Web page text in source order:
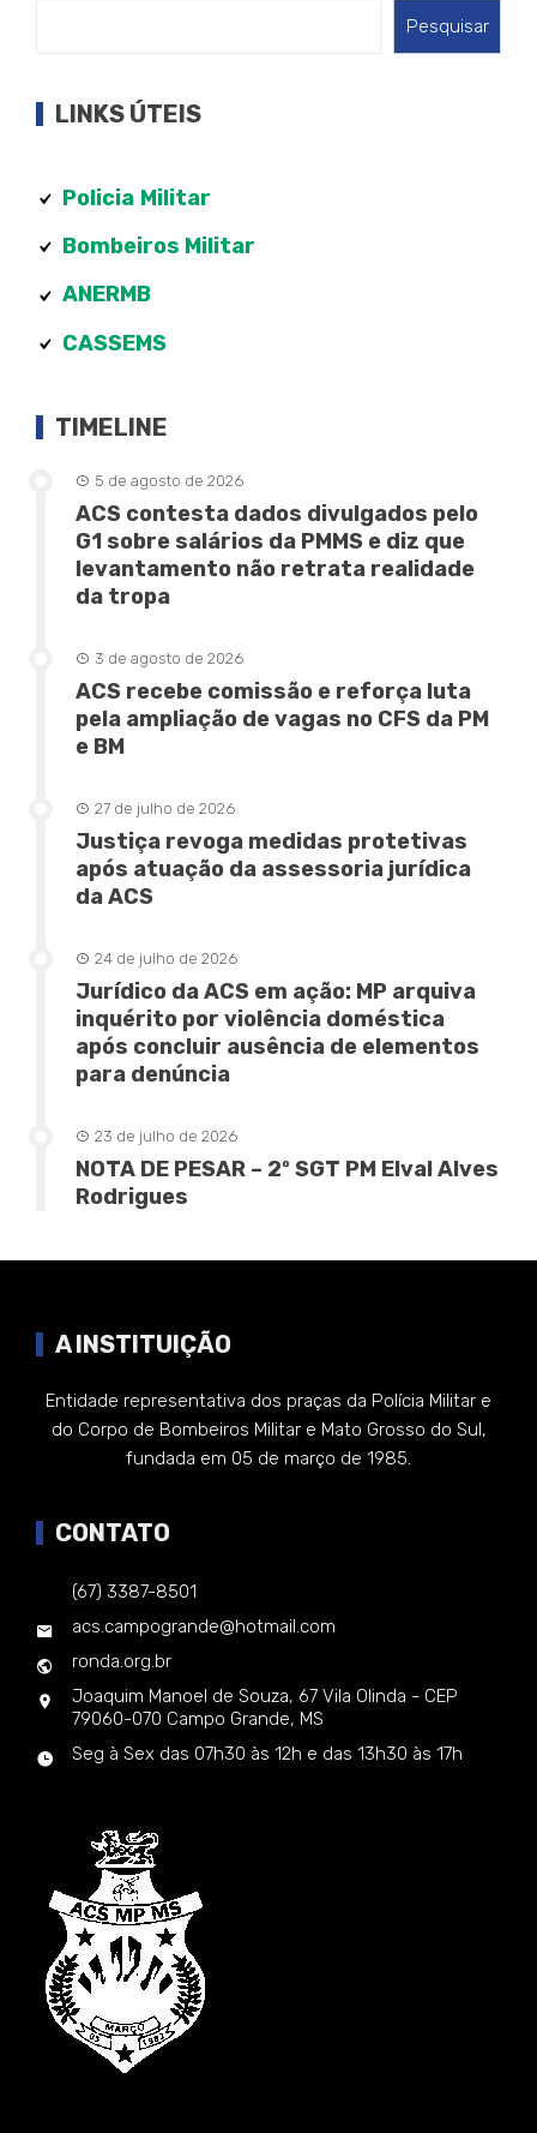
Pesquisar
LINKS ÚTEIS
Policia Militar
Bombeiros Militar
ANERMB
CASSEMS
TIMELINE
5 de agosto de 2026
ACS contesta dados divulgados pelo
G1 sobre salários da PMMS e diz que
levantamento não retrata realidade
da tropa
3 de agosto de 2026
ACS recebe comissão e reforça luta
pela ampliação de vagas no CFS da PM
e BM
27 de julho de 2026
Justiça revoga medidas protetivas
após atuação da assessoria jurídica
da ACS
24 de julho de 2026
Jurídico da ACS em ação: MP arquiva
inquérito por violência doméstica
após concluir ausência de elementos
para denúncia
23 de julho de 2026
NOTA DE PESAR – 2º SGT PM Elval Alves
Rodrigues
A INSTITUIÇÃO
Entidade representativa dos praças da Polícia Militar e
do Corpo de Bombeiros Militar e Mato Grosso do Sul,
fundada em 05 de março de 1985.
CONTATO
(67) 3387-8501
acs.campogrande@hotmail.com
ronda.org.br
Joaquim Manoel de Souza, 67 Vila Olinda - CEP
79060-070 Campo Grande, MS
Seg à Sex das 07h30 às 12h e das 13h30 às 17h